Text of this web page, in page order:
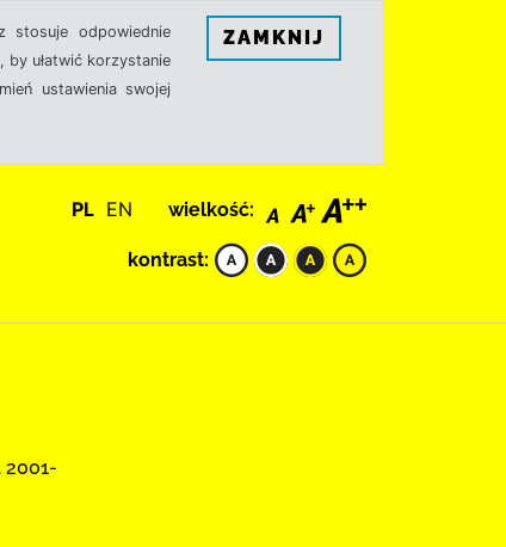
stosuje odpowiednie
ułatwić korzystanie
ustawienia swojej
ZAMKNIJ
PL EN wielkość:
kontrast: